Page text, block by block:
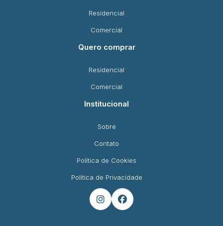
Residencial
Comercial
Quero comprar
Residencial
Comercial
Institucional
Sobre
Contato
Política de Cookies
Política de Privacidade
 